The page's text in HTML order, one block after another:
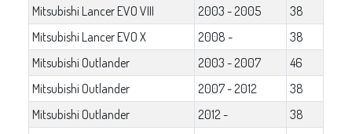
Mitsubishi Lancer EVO VIII
2003 - 2005
38
Mitsubishi Lancer EVO X
2008 -
38
Mitsubishi Outlander
2003 - 2007
46
Mitsubishi Outlander
2007 - 2012
38
Mitsubishi Outlander
2012 -
38